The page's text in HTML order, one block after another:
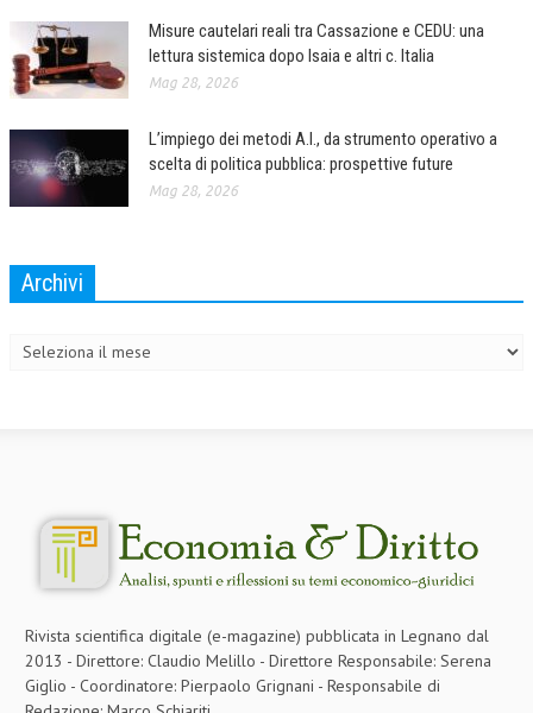
Misure cautelari reali tra Cassazione e CEDU: una
lettura sistemica dopo Isaia e altri c. Italia
Mag 28, 2026
L’impiego dei metodi A.I., da strumento operativo a
scelta di politica pubblica: prospettive future
Mag 28, 2026
Archivi
Rivista scientifica digitale (e-magazine) pubblicata in Legnano dal
2013 - Direttore: Claudio Melillo - Direttore Responsabile: Serena
Giglio - Coordinatore: Pierpaolo Grignani - Responsabile di